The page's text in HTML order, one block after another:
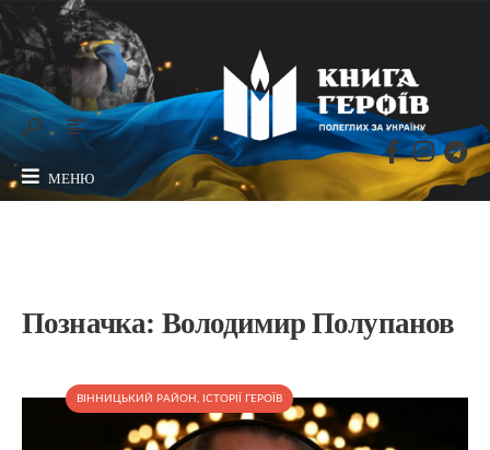
МЕНЮ
Позначка: Володимир Полупанов
ВІННИЦЬКИЙ РАЙОН , ІСТОРІЇ ГЕРОЇВ